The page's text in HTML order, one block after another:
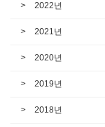
2022년
2021년
2020년
2019년
2018년